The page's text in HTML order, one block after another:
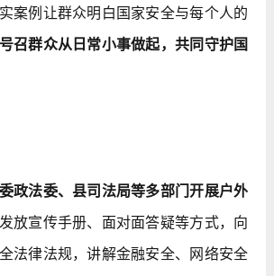
案例让群众明白国家安全与每个人的
号召群众从日常小事做起，共同守护国
政法委、县司法局等多部门开展户外
放宣传手册、面对面答疑等方式，向
法律法规，讲解金融安全、网络安全